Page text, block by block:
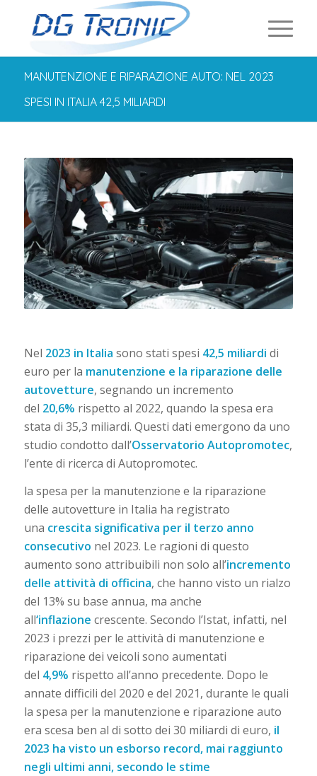
MANUTENZIONE E RIPARAZIONE AUTO: NEL 2023
SPESI IN ITALIA 42,5 MILIARDI
Nel 2023 in Italia sono stati spesi 42,5 miliardi di
euro per la manutenzione e la riparazione delle
autovetture, segnando un incremento
del 20,6% rispetto al 2022, quando la spesa era
stata di 35,3 miliardi. Questi dati emergono da uno
studio condotto dall’Osservatorio Autopromotec,
l’ente di ricerca di Autopromotec.
la spesa per la manutenzione e la riparazione
delle autovetture in Italia ha registrato
una crescita significativa per il terzo anno
consecutivo nel 2023. Le ragioni di questo
aumento sono attribuibili non solo all’incremento
delle attività di officina, che hanno visto un rialzo
del 13% su base annua, ma anche
all‘inflazione crescente. Secondo l’Istat, infatti, nel
2023 i prezzi per le attività di manutenzione e
riparazione dei veicoli sono aumentati
del 4,9% rispetto all’anno precedente. Dopo le
annate difficili del 2020 e del 2021, durante le quali
la spesa per la manutenzione e riparazione auto
era scesa ben al di sotto dei 30 miliardi di euro, il
2023 ha visto un esborso record, mai raggiunto
negli ultimi anni, secondo le stime